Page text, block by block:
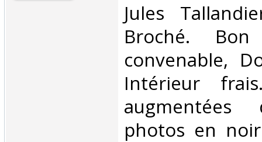
‎Jules
Broché.
convenable,
Intérieur
augmentées
photos en